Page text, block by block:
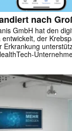
nach
GmbH hat den
der
Erkrankung